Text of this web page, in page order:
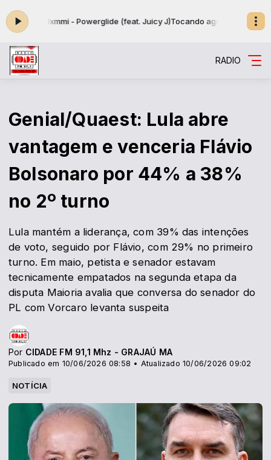
Jxmmi - Powerglide (feat. Juicy J)Tocando agora: 50. Rae
RADIO
Genial/Quaest: Lula abre
vantagem e venceria Flávio
Bolsonaro por 44% a 38%
no 2º turno
Lula mantém a liderança, com 39% das intenções
de voto, seguido por Flávio, com 29% no primeiro
turno. Em maio, petista e senador estavam
tecnicamente empatados na segunda etapa da
disputa Maioria avalia que conversa do senador do
PL com Vorcaro levanta suspeita
Por CIDADE FM 91,1 Mhz - GRAJAÚ MA
Publicado em 10/06/2026 08:58 • Atualizado 10/06/2026 09:02
NOTÍCIA